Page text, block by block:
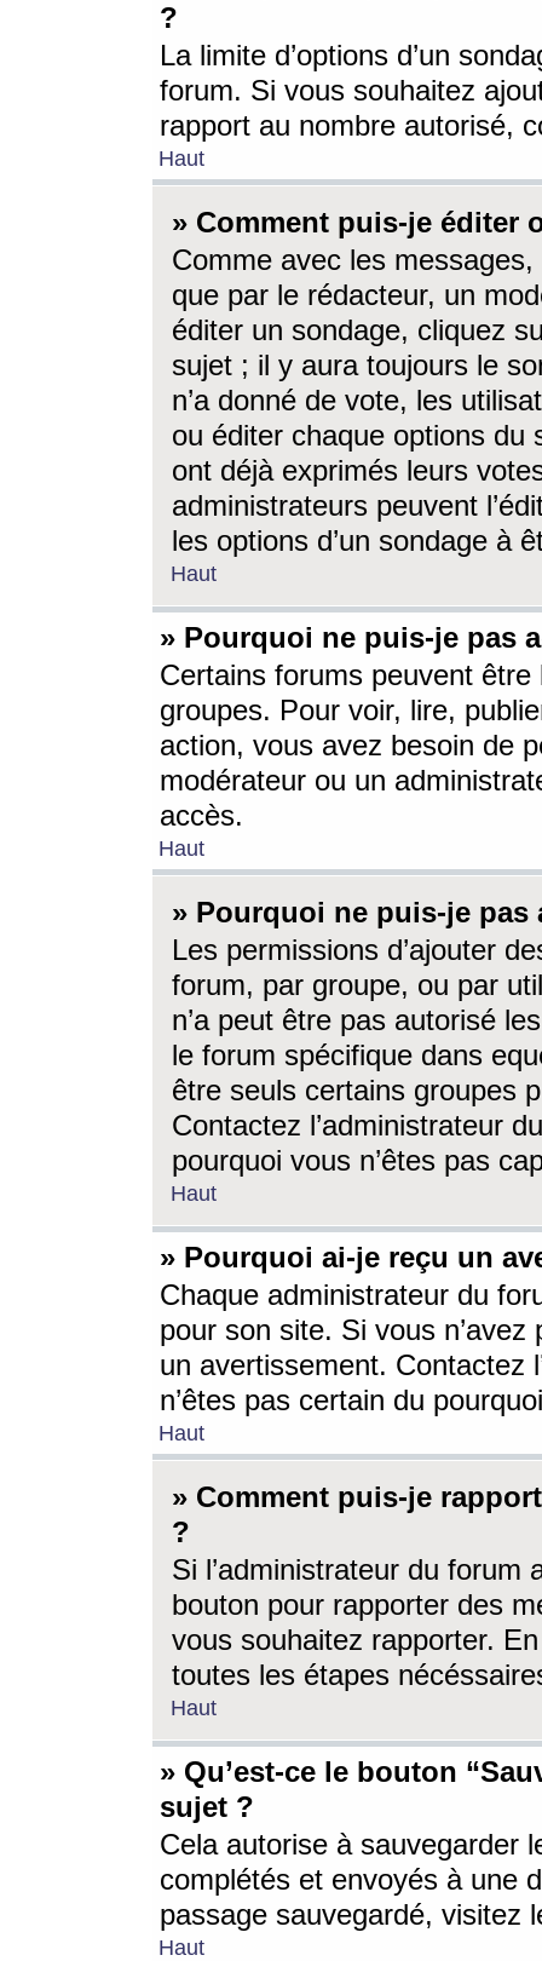
?
La limite d’options d’un
forum. Si vous souhaitez
rapport au nombre autorisé,
Haut
» Comment puis-je éditer
Comme avec les
que par le rédacteur, un
éditer un sondage, cliquez
sujet ; il y aura toujours le
n’a donné de vote, les
ou éditer chaque options du
ont déjà exprimés leurs
administrateurs peuvent
les options d’un sondage à
Haut
» Pourquoi ne puis-je pas
Certains forums peuvent être
groupes. Pour voir, lire,
action, vous avez besoin de
modérateur ou un
accès.
Haut
» Pourquoi ne puis-je
Les permissions d’ajouter
forum, par groupe, ou par
n’a peut être pas autorisé
le forum spécifique dans
être seuls certains groupes
Contactez l’administrateur
pourquoi vous n’êtes pas
Haut
» Pourquoi ai-je reçu un
Chaque administrateur du
pour son site. Si vous
un avertissement. Contactez
n’êtes pas certain du
Haut
» Comment puis-je
?
Si l’administrateur du forum
bouton pour rapporter des
vous souhaitez rapporter.
toutes les étapes
Haut
» Qu’est-ce le bouton
sujet ?
Cela autorise à sauvegarder
complétés et envoyés à une
passage sauvegardé, visitez
Haut